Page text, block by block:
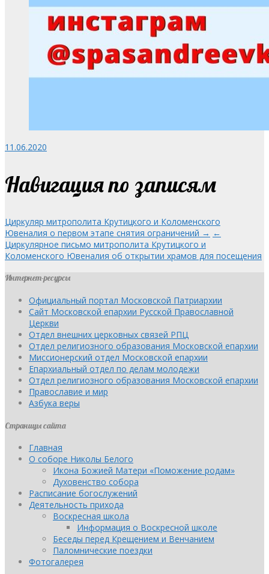
11.06.2020
Навигация по записям
Циркуляр митрополита Крутицкого и Коломенского
Ювеналия о первом этапе снятия ограничений → ←
Циркулярное письмо митрополита Крутицкого и
Коломенского Ювеналия об открытии храмов для посещения
Интернет-ресурсы
Официальный портал Московской Патриархии
Сайт Московской епархии Русской Православной
Церкви
Отдел внешних церковных связей РПЦ
Отдел религиозного образования Московской епархии
Миссионерский отдел Московской епархии
Епархиальный отдел по делам молодежи
Отдел религиозного образования Московской епархии
Православие и мир
Азбука веры
Страницы сайта
Главная
О соборе Николы Белого
Икона Божией Матери «Поможение родам»
Духовенство собора
Расписание богослужений
Деятельность прихода
Воскресная школа
Информация о Воскресной школе
Беседы перед Крещением и Венчанием
Паломнические поездки
Фотогалерея